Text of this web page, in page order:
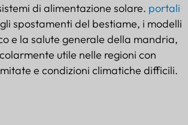
di alimentazione solare. portali
spostamenti del bestiame, i modelli
e la salute generale della mandria,
utile nelle regioni con
e condizioni climatiche difficili.